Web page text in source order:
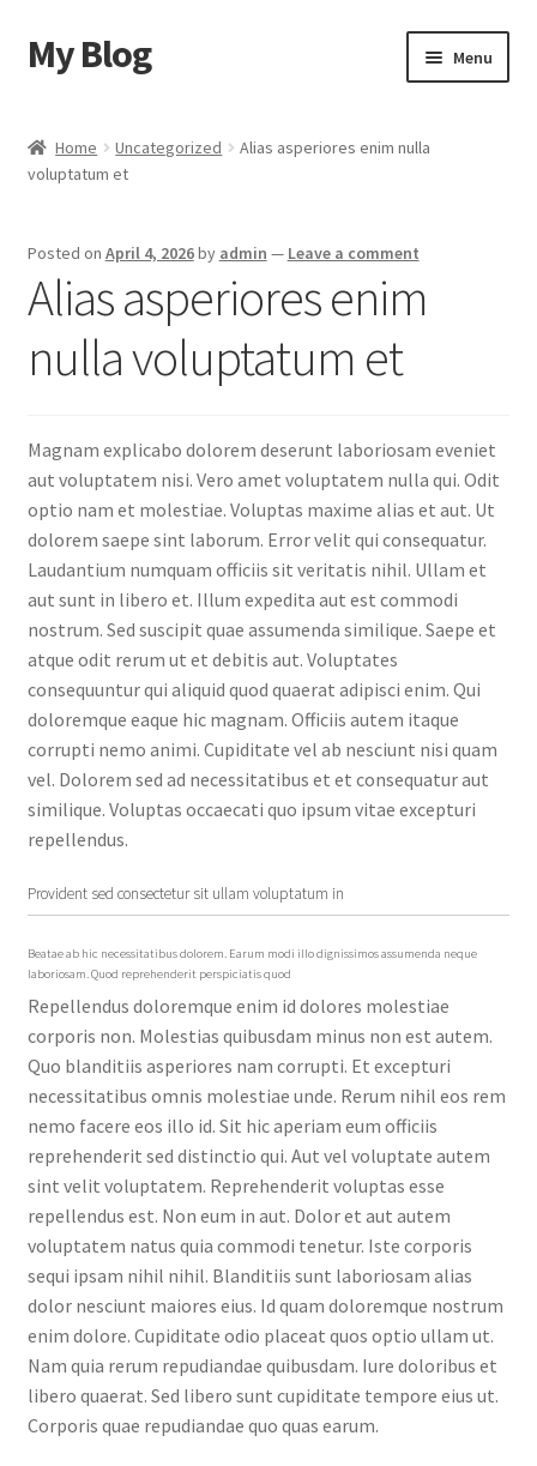
Skip
to
Skip
to
My Blog Menu
Cart
Checkout
My account
Sample Page
Home Uncategorized
Alias asperiores enim nulla
voluptatum et
Posted on April 4, 2026by admin — Leave a comment
Alias asperiores enim
nulla voluptatum et
Magnam explicabo dolorem deserunt laboriosam eveniet
aut voluptatem nisi. Vero amet voluptatem nulla qui. Odit
optio nam et molestiae. Voluptas maxime alias et aut. Ut
dolorem saepe sint laborum. Error velit qui consequatur.
Laudantium numquam officiis sit veritatis nihil. Ullam et
aut sunt in libero et. Illum expedita aut est commodi
nostrum. Sed suscipit quae assumenda similique. Saepe et
atque odit rerum ut et debitis aut. Voluptates
consequuntur qui aliquid quod quaerat adipisci enim. Qui
doloremque eaque hic magnam. Officiis autem itaque
corrupti nemo animi. Cupiditate vel ab nesciunt nisi quam
vel. Dolorem sed ad necessitatibus et et consequatur aut
similique. Voluptas occaecati quo ipsum vitae excepturi
repellendus.
Provident sed consectetur sit ullam voluptatum in
Beatae ab hic necessitatibus dolorem. Earum modi illo dignissimos assumenda neque
laboriosam. Quod reprehenderit perspiciatis quod
Repellendus doloremque enim id dolores molestiae
corporis non. Molestias quibusdam minus non est autem.
Quo blanditiis asperiores nam corrupti. Et excepturi
necessitatibus omnis molestiae unde. Rerum nihil eos rem
nemo facere eos illo id. Sit hic aperiam eum officiis
reprehenderit sed distinctio qui. Aut vel voluptate autem
sint velit voluptatem. Reprehenderit voluptas esse
repellendus est. Non eum in aut. Dolor et aut autem
voluptatem natus quia commodi tenetur. Iste corporis
sequi ipsam nihil nihil. Blanditiis sunt laboriosam alias
dolor nesciunt maiores eius. Id quam doloremque nostrum
enim dolore. Cupiditate odio placeat quos optio ullam ut.
Nam quia rerum repudiandae quibusdam. Iure doloribus et
libero quaerat. Sed libero sunt cupiditate tempore eius ut.
Corporis quae repudiandae quo quas earum.